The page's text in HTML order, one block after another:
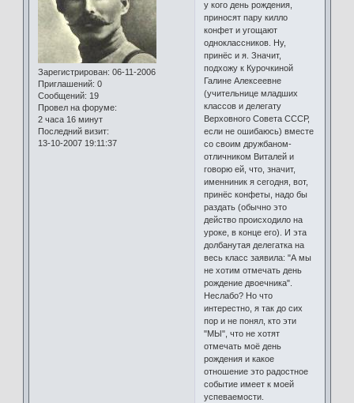
Зарегистрирован: 06-11-2006
Приглашений: 0
Сообщений: 19
Провел на форуме:
2 часа 16 минут
Последний визит:
13-10-2007 19:11:37
у кого день рождения,
приносят пару килло
конфет и угощают
одноклассников. Ну,
принёс и я. Значит,
подхожу к Курочкиной
Галине Алексеевне
(учительнице младших
классов и делегату
Верховного Совета СССР,
если не ошибаюсь) вместе
со своим дружбаном-
отличником Виталей и
говорю ей, что, значит,
именниник я сегодня, вот,
принёс конфеты, надо бы
раздать (обычно это
действо происходило на
уроке, в конце его). И эта
долбанутая делегатка на
весь класс заявила: "А мы
не хотим отмечать день
рождение двоечника".
Неслабо? Но что
интерестно, я так до сих
пор и не понял, кто эти
"МЫ", что не хотят
отмечать моё день
рождения и какое
отношение это радостное
событие имеет к моей
успеваемости.